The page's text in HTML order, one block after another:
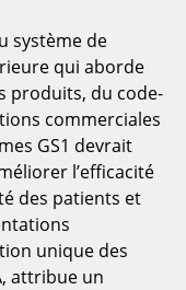
système de
qui aborde
produits, du code-
commerciales
GS1 devrait
l’efficacité
des patients et
unique des
attribue un